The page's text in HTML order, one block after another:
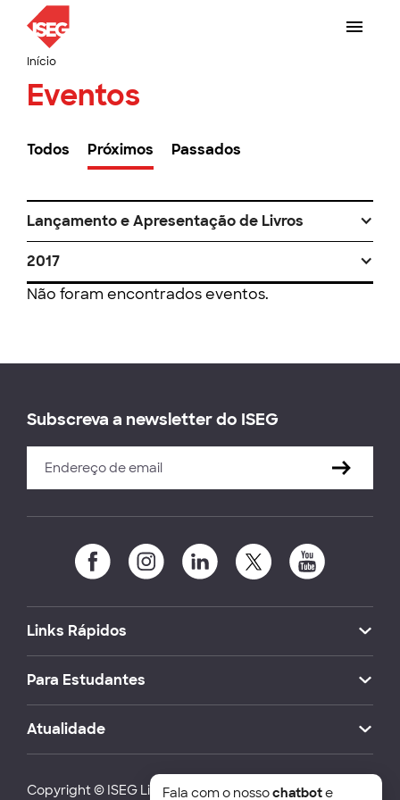
Início
Eventos
Todos Próximos Passados
Lançamento e Apresentação de Livros
2017
Não foram encontrados eventos.
Subscreva a newsletter do ISEG
Links Rápidos
Para Estudantes
Atualidade
Copyright © ISEG Lisbon School of Economics and
Fala com o nossochatbote